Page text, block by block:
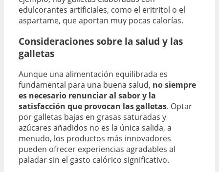
edulcorantes artificiales, como el eritritol o el
aspartame, que aportan muy pocas calorías.
Consideraciones sobre la salud y las
galletas
Aunque una alimentación equilibrada es
fundamental para una buena salud, no siempre
es necesario renunciar al sabor y la
satisfacción que provocan las galletas. Optar
por galletas bajas en grasas saturadas y
azúcares añadidos no es la única salida, a
menudo, los productos más innovadores
pueden ofrecer experiencias agradables al
paladar sin el gasto calórico significativo.